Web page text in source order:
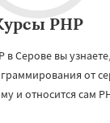
Сысерть
PHP
в Серове вы
от
и относится сам